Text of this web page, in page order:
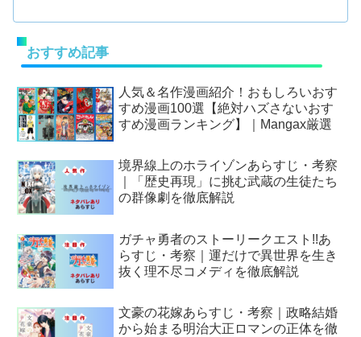
おすすめ記事
人気＆名作漫画紹介！おもしろいおす
すめ漫画100選【絶対ハズさないおす
すめ漫画ランキング】｜Mangax厳選
境界線上のホライゾンあらすじ・考察
｜「歴史再現」に挑む武蔵の生徒たち
の群像劇を徹底解説
ガチャ勇者のストーリークエスト!!あ
らすじ・考察｜運だけで異世界を生き
抜く理不尽コメディを徹底解説
文豪の花嫁あらすじ・考察｜政略結婚
から始まる明治大正ロマンの正体を徹